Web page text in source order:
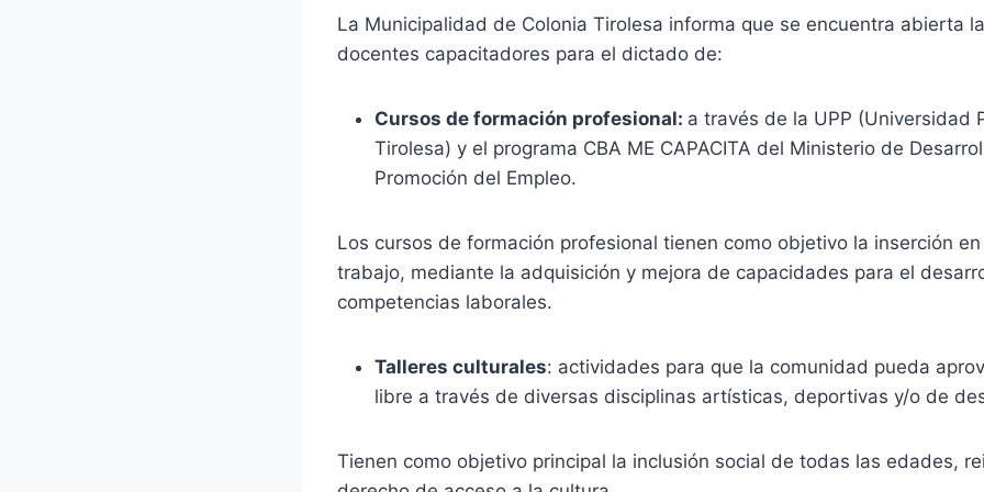
La Municipalidad de Colonia Tirolesa informa que se encuentra abierta
docentes capacitadores para el dictado de:
Cursos de formación profesional: a través de la UPP (Universidad
Tirolesa) y el programa CBA ME CAPACITA del Ministerio de
Promoción del Empleo.
Los cursos de formación profesional tienen como objetivo la inserción
trabajo, mediante la adquisición y mejora de capacidades para el
competencias laborales.
Talleres culturales: actividades para que la comunidad pueda
libre a través de diversas disciplinas artísticas, deportivas y/o de
Tienen como objetivo principal la inclusión social de todas las edades,